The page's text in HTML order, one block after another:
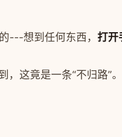
---想到任何东西， 打开
这竟是一条“不归路”。